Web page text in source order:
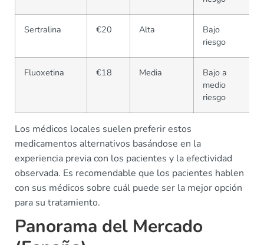
Sertralina €20 Alta
Bajo
riesgo
Fluoxetina €18 Media
Bajo a
medio
riesgo
Los médicos locales suelen preferir estos
medicamentos alternativos basándose en la
experiencia previa con los pacientes y la efectividad
observada. Es recomendable que los pacientes hablen
con sus médicos sobre cuál puede ser la mejor opción
para su tratamiento.
Panorama del Mercado